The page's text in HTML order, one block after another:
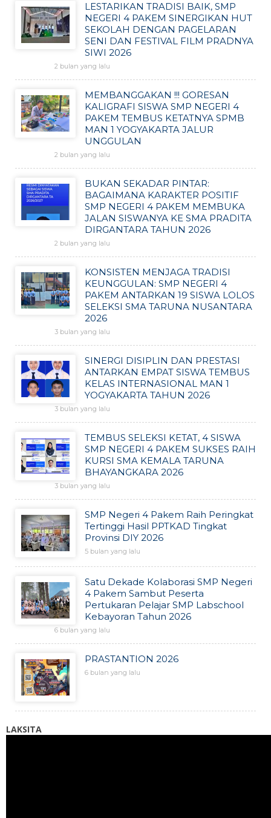
LESTARIKAN TRADISI BAIK, SMP
NEGERI 4 PAKEM SINERGIKAN HUT
SEKOLAH DENGAN PAGELARAN
SENI DAN FESTIVAL FILM PRADNYA
SIWI 2026
2 bulan yang lalu
MEMBANGGAKAN !!! GORESAN
KALIGRAFI SISWA SMP NEGERI 4
PAKEM TEMBUS KETATNYA SPMB
MAN 1 YOGYAKARTA JALUR
UNGGULAN
2 bulan yang lalu
BUKAN SEKADAR PINTAR:
BAGAIMANA KARAKTER POSITIF
SMP NEGERI 4 PAKEM MEMBUKA
JALAN SISWANYA KE SMA PRADITA
DIRGANTARA TAHUN 2026
2 bulan yang lalu
KONSISTEN MENJAGA TRADISI
KEUNGGULAN: SMP NEGERI 4
PAKEM ANTARKAN 19 SISWA LOLOS
SELEKSI SMA TARUNA NUSANTARA
2026
3 bulan yang lalu
SINERGI DISIPLIN DAN PRESTASI
ANTARKAN EMPAT SISWA TEMBUS
KELAS INTERNASIONAL MAN 1
YOGYAKARTA TAHUN 2026
3 bulan yang lalu
TEMBUS SELEKSI KETAT, 4 SISWA
SMP NEGERI 4 PAKEM SUKSES RAIH
KURSI SMA KEMALA TARUNA
BHAYANGKARA 2026
3 bulan yang lalu
SMP Negeri 4 Pakem Raih Peringkat
Tertinggi Hasil PPTKAD Tingkat
Provinsi DIY 2026
5 bulan yang lalu
Satu Dekade Kolaborasi SMP Negeri
4 Pakem Sambut Peserta
Pertukaran Pelajar SMP Labschool
Kebayoran Tahun 2026
6 bulan yang lalu
PRASTANTION 2026
6 bulan yang lalu
LAKSITA